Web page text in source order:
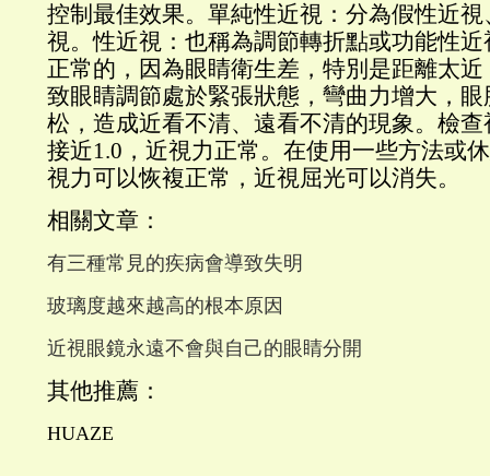
控制最佳效果。單純性近視：分為假性近
視。性近視：也稱為調節轉折點或功能性
正常的，因為眼睛衛生差，特別是距離太
致眼睛調節處於緊張狀態，彎曲力增大，
松，造成近看不清、遠看不清的現象。檢
接近1.0，近視力正常。在使用一些方法或
視力可以恢複正常，近視屈光可以消失。
相關文章：
有三種常見的疾病會導致失明
玻璃度越來越高的根本原因
近視眼鏡永遠不會與自己的眼睛分開
其他推薦：
HUAZE